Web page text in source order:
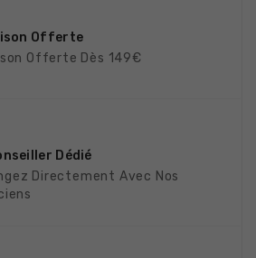
Offerte
Offerte Dès 149€
Dédié
Directement Avec Nos